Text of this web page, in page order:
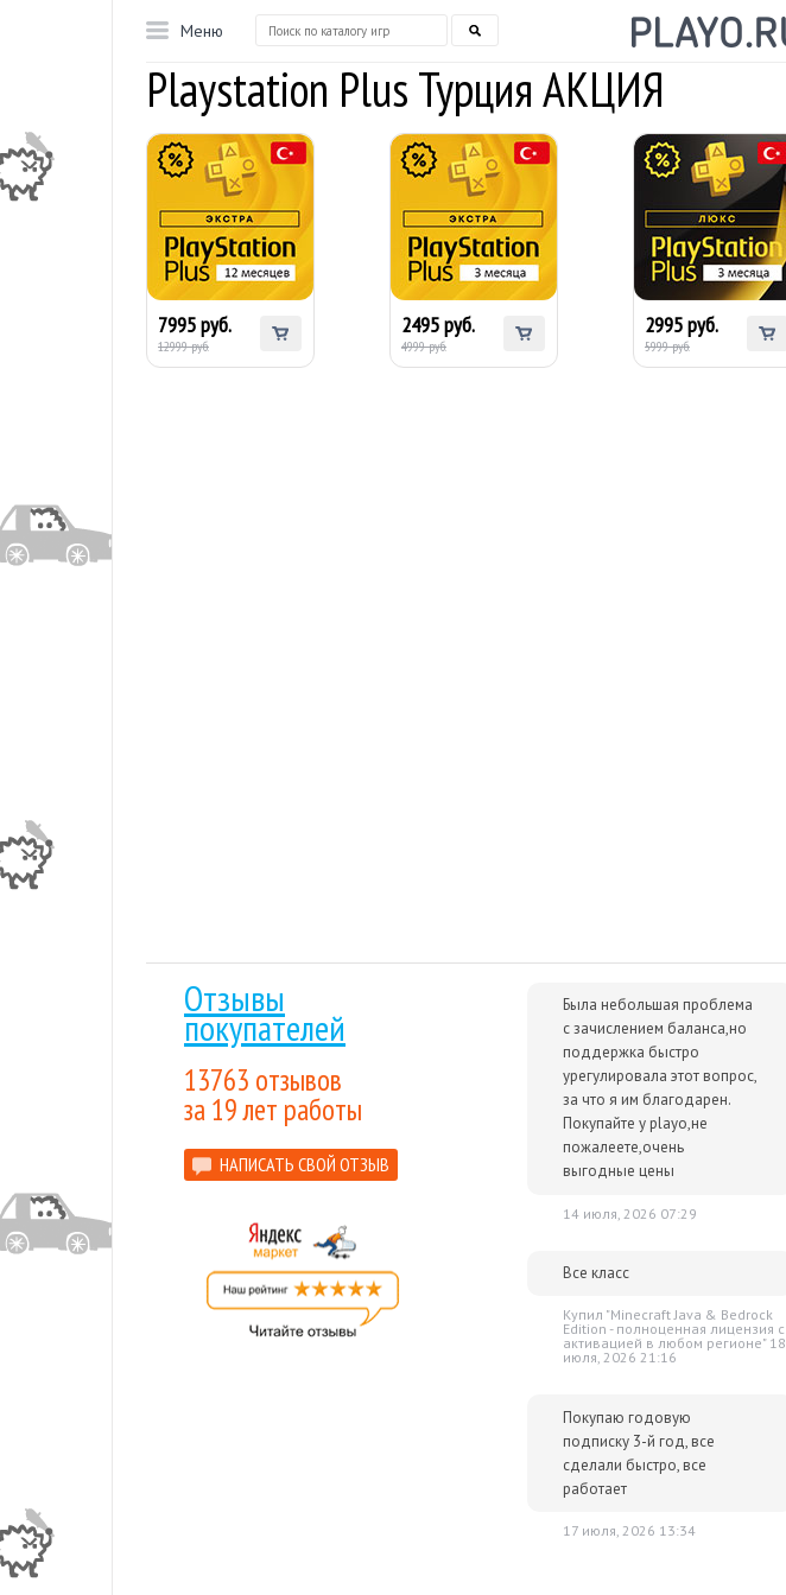
Меню
Playstation Plus Турция АКЦИЯ
PS Plus EXTRA на 12
месяцев (Турция) -
Январская Скидка
7995 руб.
12999 руб.
PS Plus EXTRA на 3
месяца (Турция) -
Январская Скидка
2495 руб.
4999 руб.
PS Plus DELUXE на 3
месяца (Турция) -
Январская Скидка
2995 руб.
5999 руб.
Отзывы
покупателей
13763 отзывов
за 19 лет работы
НАПИСАТЬ СВОЙ ОТЗЫВ
Была небольшая проблема
с зачислением баланса,но
поддержка быстро
урегулировала этот вопрос,
за что я им благодарен.
Покупайте у playo,не
пожалеете,очень
выгодные цены
14 июля, 2026 07:29
Все класс
Купил "Minecraft Java & Bedrock
Edition - полноценная лицензия c
активацией в любом регионе" 18
июля, 2026 21:16
Покупаю годовую
подписку 3-й год, все
сделали быстро, все
работает
17 июля, 2026 13:34